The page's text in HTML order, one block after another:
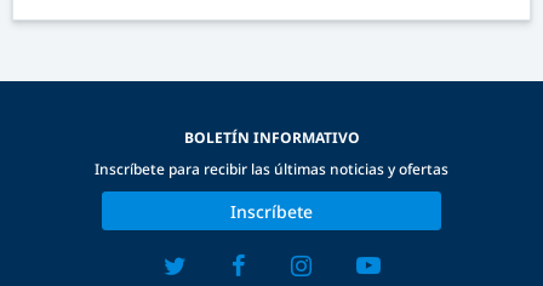
BOLETÍN INFORMATIVO
Inscríbete para recibir las últimas noticias y ofertas
Inscríbete